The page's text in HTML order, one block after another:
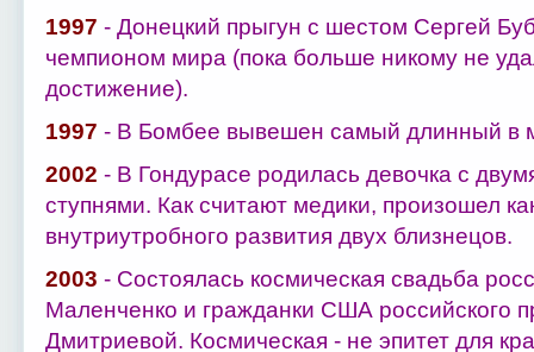
1997 - Донецкий прыгун с шестом Сергей
чемпионом мира (пока больше никому не
достижение).
1997 - В Бомбее вывешен самый длинный в
2002 - В Гондурасе родилась девочка с
ступнями. Как считают медики, произошел
внутриутробного развития двух близнецов.
2003 - Состоялась космическая свадьба
Маленченко и гражданки США российского
Дмитриевой. Космическая - не эпитет для